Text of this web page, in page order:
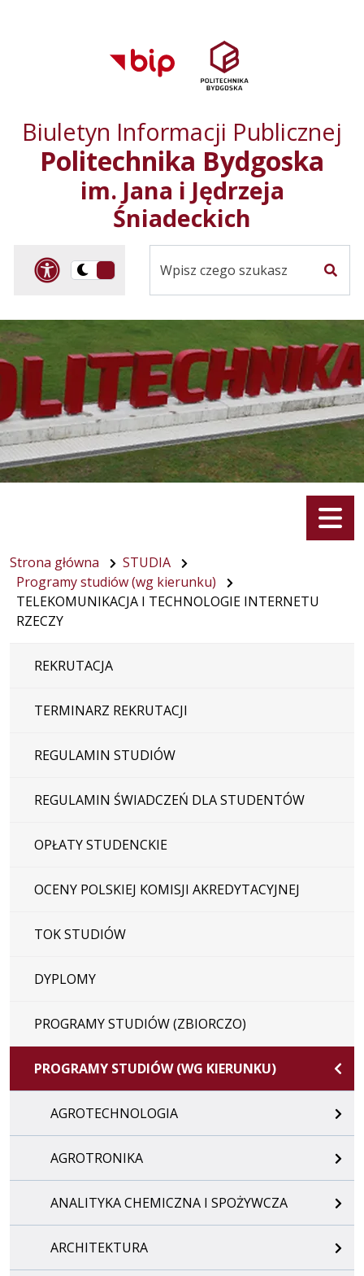
głównego menu
serwisu
Biuletyn Informacji Publicznej
Politechnika Bydgoska
im. Jana i Jędrzeja
Śniadeckich
Panel dostosowania
Przelącz
kontrastowa
Menu
Strona główna
STUDIA
Programy studiów (wg kierunku)
TELEKOMUNIKACJA I TECHNOLOGIE INTERNETU
RZECZY
REKRUTACJA
TERMINARZ REKRUTACJI
REGULAMIN STUDIÓW
REGULAMIN ŚWIADCZEŃ DLA STUDENTÓW
OPŁATY STUDENCKIE
OCENY POLSKIEJ KOMISJI AKREDYTACYJNEJ
TOK STUDIÓW
DYPLOMY
PROGRAMY STUDIÓW (ZBIORCZO)
PROGRAMY STUDIÓW (WG KIERUNKU)
AGROTECHNOLOGIA
AGROTRONIKA
ANALITYKA CHEMICZNA I SPOŻYWCZA
ARCHITEKTURA